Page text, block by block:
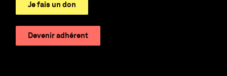
Je fais un don
Devenir adhérent